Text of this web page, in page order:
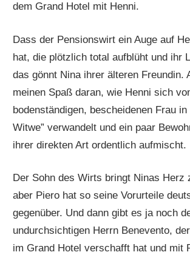
dem Grand Hotel mit Henni.
Dass der Pensionswirt ein Auge auf
hat, die plötzlich total aufblüht und ihr
das gönnt Nina ihrer älteren Freundin.
meinen Spaß daran, wie Henni sich
bodenständigen, bescheidenen Frau in
Witwe” verwandelt und ein paar
ihrer direkten Art ordentlich aufmischt.
Der Sohn des Wirts bringt Ninas Herz
aber Piero hat so seine Vorurteile
gegenüber. Und dann gibt es ja noch
undurchsichtigen Herrn Benevento,
im Grand Hotel verschafft hat und mit